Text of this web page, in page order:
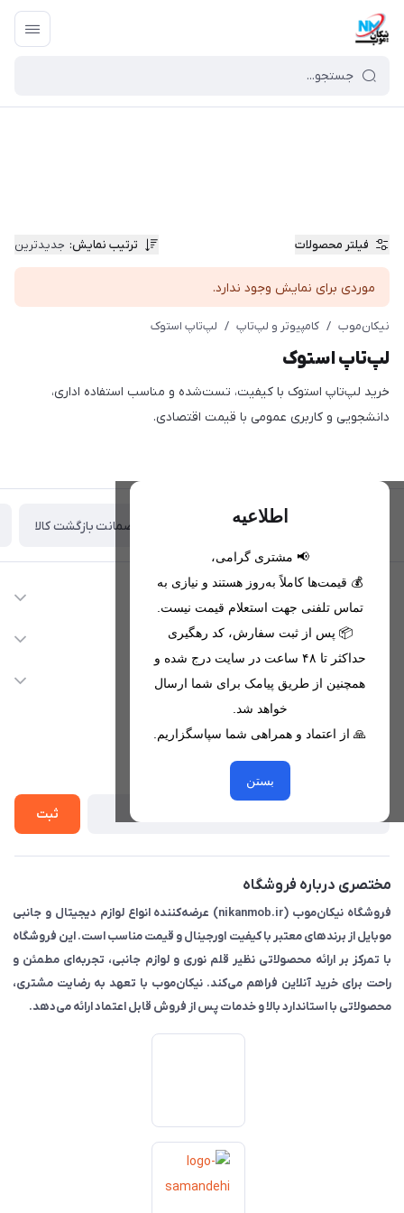
فیلتر محصولات ترتیب نمایش: جدیدترین
موردی برای نمایش وجود ندارد.
نیکان‌موب / کامپیوتر و لپ‌تاپ / لپ‌تاپ استوک
لپ‌تاپ استوک
خرید لپ‌تاپ استوک با کیفیت، تست‌شده و مناسب استفاده اداری،
دانشجویی و کاربری عمومی با قیمت اقتصادی.
اطلاعیه
📢 مشتری گرامی،
💰 قیمت‌ها کاملاً به‌روز هستند و نیازی به
تماس تلفنی جهت استعلام قیمت نیست.
📦 پس از ثبت سفارش، کد رهگیری
حداکثر تا ۴۸ ساعت در سایت درج شده و
همچنین از طریق پیامک برای شما ارسال
خواهد شد.
🙏 از اعتماد و همراهی شما سپاسگزاریم.
بستن
تحویل اکسپرس(با هماهنگی) ضمانت بازگشت کالا
اطلاعات تماس
09221680256 - 09373782289
nikanmobstore@gmail.com
هرمزگان، بندرخمیر، شهرک رودبار
دسترسی سریع
لیست محصولات
خدمات مشتریان
حریم خصوصی
از جدید‌ترین تخفیف‌ها با‌ خبر شوید
ثبت
مختصری درباره فروشگاه
فروشگاه نیکان‌موب (nikanmob.ir) عرضه‌کننده انواع لوازم دیجیتال و جانبی
موبایل از برندهای معتبر با کیفیت اورجینال و قیمت مناسب است. این فروشگاه
با تمرکز بر ارائه محصولاتی نظیر قلم نوری و لوازم جانبی، تجربه‌ای مطمئن و
راحت برای خرید آنلاین فراهم می‌کند. نیکان‌موب با تعهد به رضایت مشتری،
محصولاتی با استاندارد بالا و خدمات پس از فروش قابل اعتماد ارائه می‌دهد.